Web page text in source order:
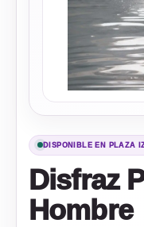
DISPONIBLE EN PLAZA
Disfraz
Hombre